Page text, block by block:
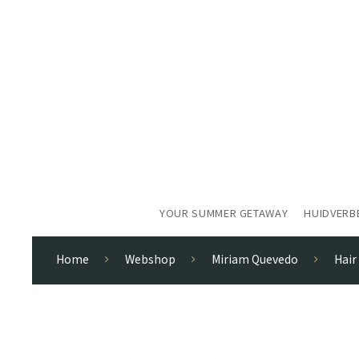
YOUR SUMMER GETAWAY
Home Webshop Miriam Quevedo